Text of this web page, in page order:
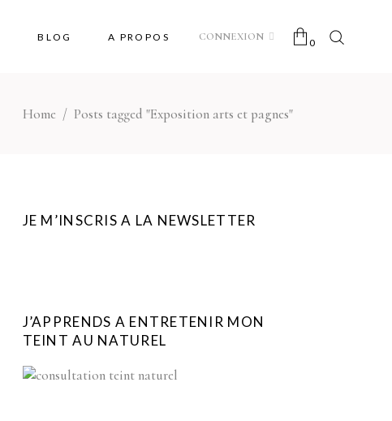
BLOG A PROPOS CONNEXION 0
No products in the cart.
Home / Posts tagged "Exposition arts et pagnes"
JE M’INSCRIS A LA NEWSLETTER
J’APPRENDS A ENTRETENIR MON
TEINT AU NATUREL